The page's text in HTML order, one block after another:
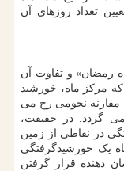
تعداد روزهای آن
رمضان» و تفاوت آن
مرکز ماه، خورشید
نجومی رخ می
گردد. در حقیقت،
در نقاطی از زمین
در تاریخ ۲۸ بهمن ماه یک خورشیدگرفتگی
دهنده قرار گرفتن